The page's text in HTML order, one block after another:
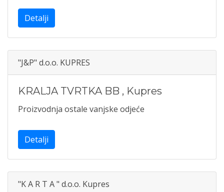
Detalji
"J&P" d.o.o. KUPRES
KRALJA TVRTKA BB , Kupres
Proizvodnja ostale vanjske odjeće
Detalji
"K A R T A " d.o.o. Kupres